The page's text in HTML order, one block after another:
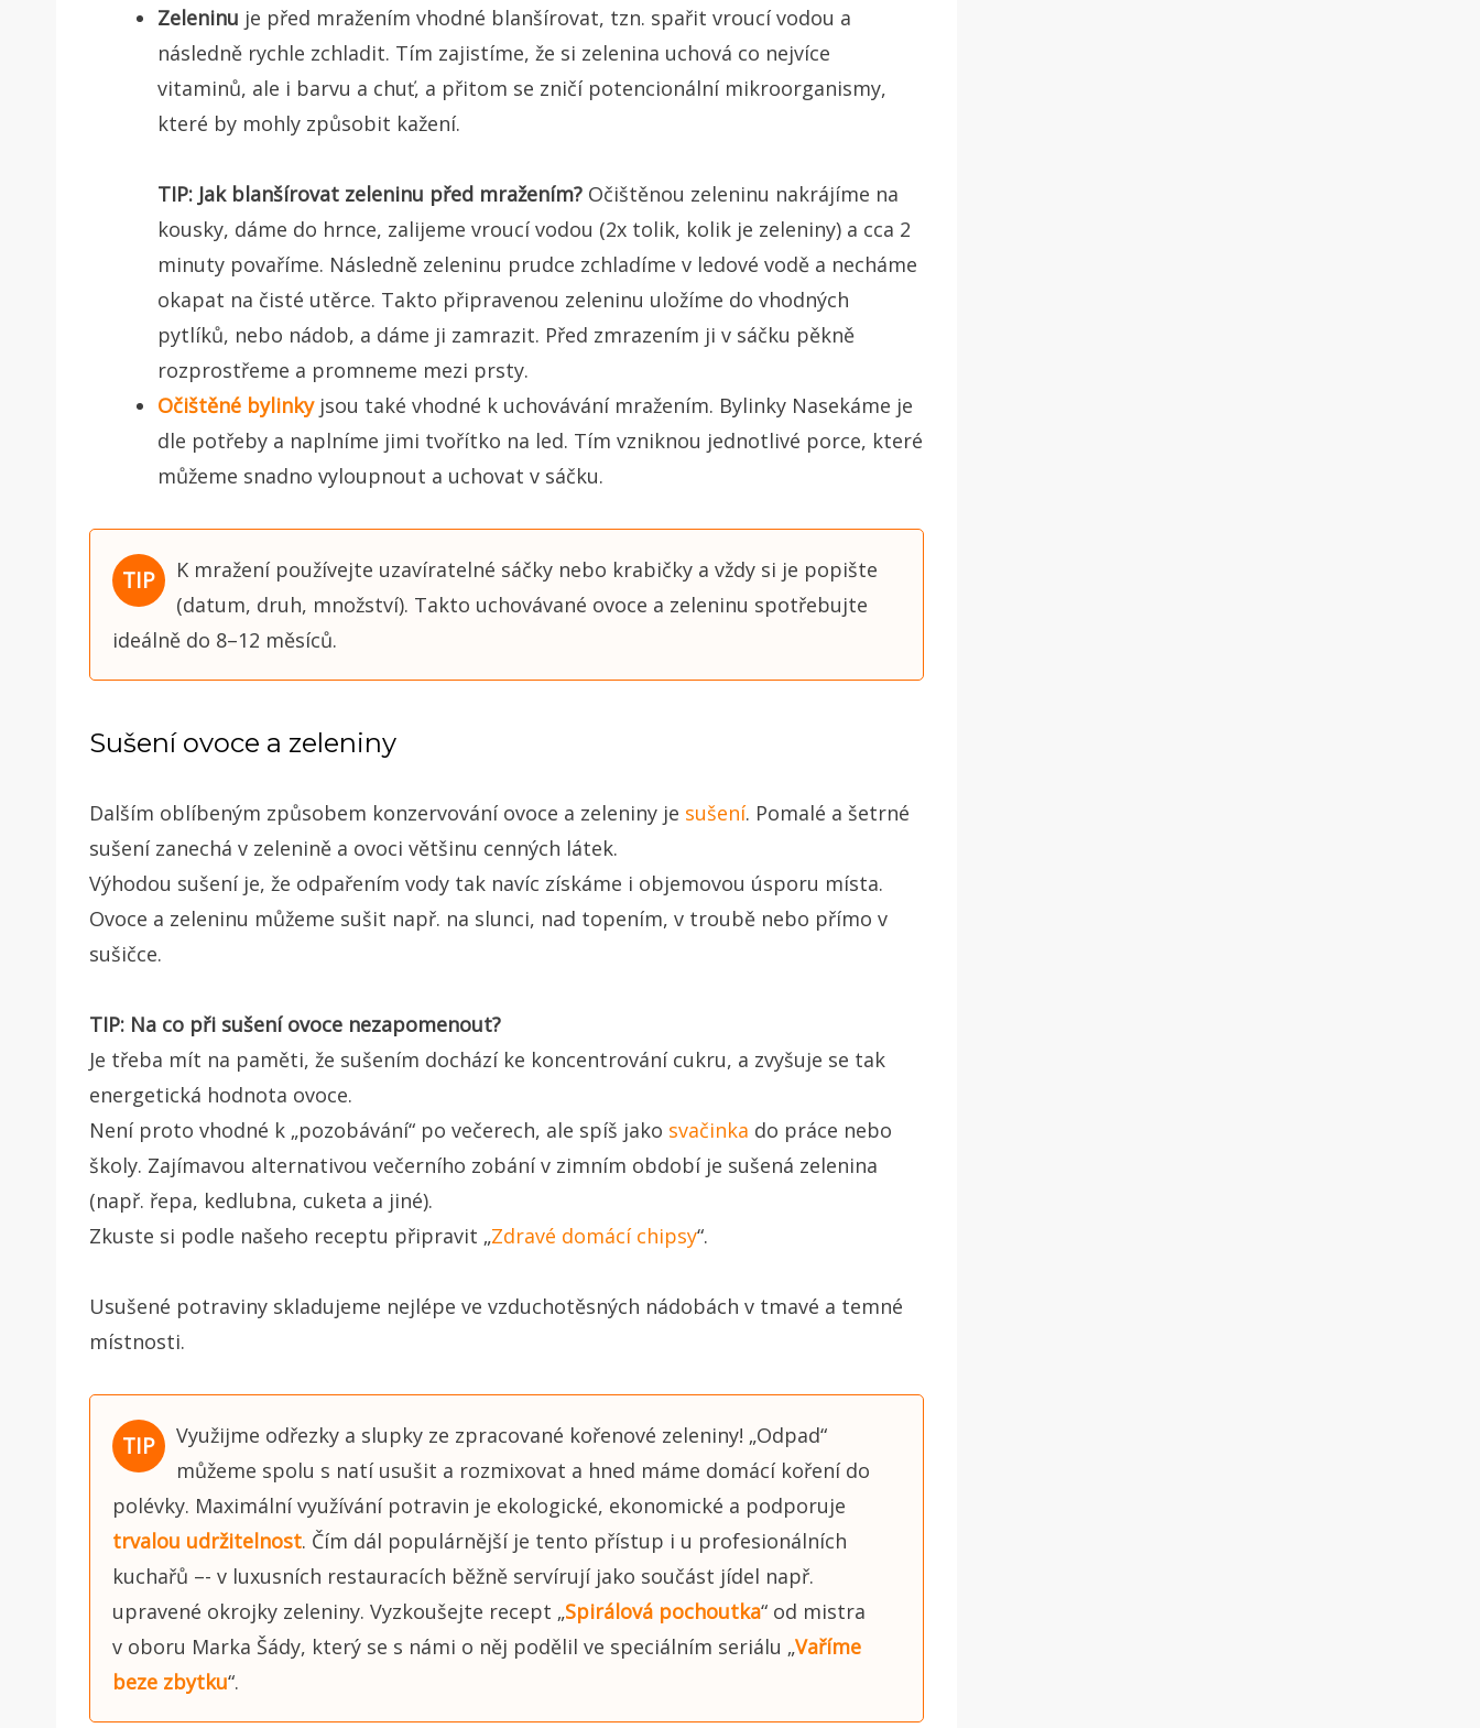
Zeleninu je před mražením vhodné blanšírovat, tzn. spařit vroucí vodou a
následně rychle zchladit. Tím zajistíme, že si zelenina uchová co nejvíce
vitaminů, ale i barvu a chuť, a přitom se zničí potencionální mikroorganismy,
které by mohly způsobit kažení.
TIP: Jak blanšírovat zeleninu před mražením? Očištěnou zeleninu nakrájíme na
kousky, dáme do hrnce, zalijeme vroucí vodou (2x tolik, kolik je zeleniny) a cca 2
minuty povaříme. Následně zeleninu prudce zchladíme v ledové vodě a necháme
okapat na čisté utěrce. Takto připravenou zeleninu uložíme do vhodných
pytlíků, nebo nádob, a dáme ji zamrazit. Před zmrazením ji v sáčku pěkně
rozprostřeme a promneme mezi prsty.
Očištěné bylinkyjsou také vhodné k uchovávání mražením. Bylinky Nasekáme je
dle potřeby a naplníme jimi tvořítko na led. Tím vzniknou jednotlivé porce, které
můžeme snadno vyloupnout a uchovat v sáčku.
K mražení používejte uzavíratelné sáčky nebo krabičky a vždy si je popište
(datum, druh, množství). Takto uchovávané ovoce a zeleninu spotřebujte
ideálně do 8–12 měsíců.
Sušení ovoce a zeleniny
Dalším oblíbeným způsobem konzervování ovoce a zeleniny je sušení. Pomalé a šetrné
sušení zanechá v zelenině a ovoci většinu cenných látek.
Výhodou sušení je, že odpařením vody tak navíc získáme i objemovou úsporu místa.
Ovoce a zeleninu můžeme sušit např. na slunci, nad topením, v troubě nebo přímo v
sušičce.
TIP: Na co při sušení ovoce nezapomenout?
Je třeba mít na paměti, že sušením dochází ke koncentrování cukru, a zvyšuje se tak
energetická hodnota ovoce.
Není proto vhodné k „pozobávání“ po večerech, ale spíš jako svačinka do práce nebo
školy. Zajímavou alternativou večerního zobání v zimním období je sušená zelenina
(např. řepa, kedlubna, cuketa a jiné).
Zkuste si podle našeho receptu připravit „Zdravé domácí chipsy“.
Usušené potraviny skladujeme nejlépe ve vzduchotěsných nádobách v tmavé a temné
místnosti.
Využijme odřezky a slupky ze zpracované kořenové zeleniny! „Odpad“
můžeme spolu s natí usušit a rozmixovat a hned máme domácí koření do
polévky. Maximální využívání potravin je ekologické, ekonomické a podporuje
trvalou udržitelnost. Čím dál populárnější je tento přístup i u profesionálních
kuchařů –- v luxusních restauracích běžně servírují jako součást jídel např.
upravené okrojky zeleniny. Vyzkoušejte recept „Spirálová pochoutka“ od mistra
v oboru Marka Šády, který se s námi o něj podělil ve speciálním seriálu „Vaříme
beze zbytku“.